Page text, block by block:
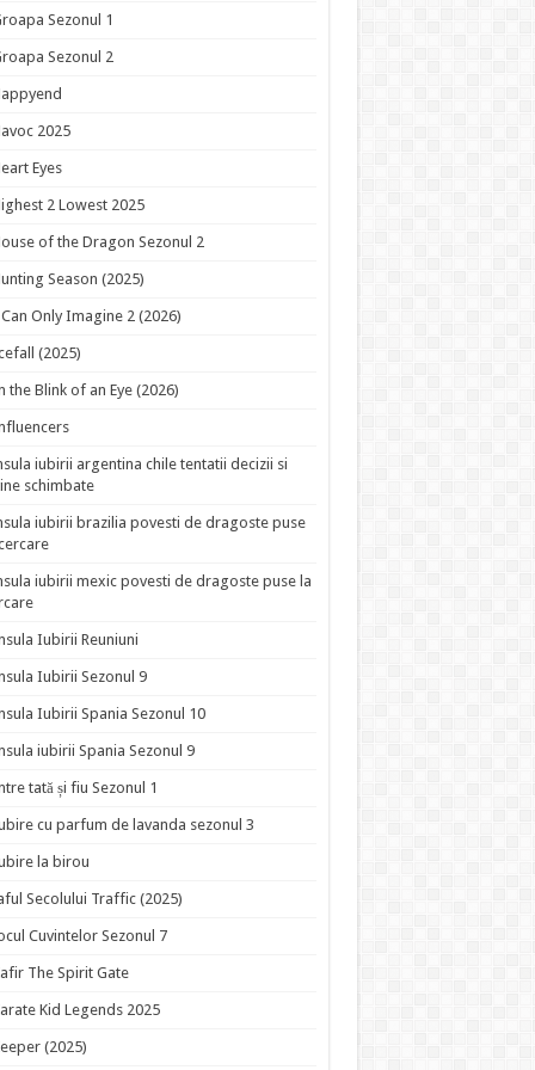
Sezonul 1
Sezonul 2
2025
Eyes
2 Lowest 2025
of the Dragon Sezonul 2
Season (2025)
Only Imagine 2 (2026)
(2025)
the Blink of an Eye (2026)
iubirii argentina chile tentatii decizii si
schimbate
iubirii brazilia povesti de dragoste puse
iubirii mexic povesti de dragoste puse la
Iubirii Reuniuni
Iubirii Sezonul 9
Iubirii Spania Sezonul 10
iubirii Spania Sezonul 9
tată și fiu Sezonul 1
cu parfum de lavanda sezonul 3
la birou
Secolului Traffic (2025)
Cuvintelor Sezonul 7
The Spirit Gate
Kid Legends 2025
(2025)